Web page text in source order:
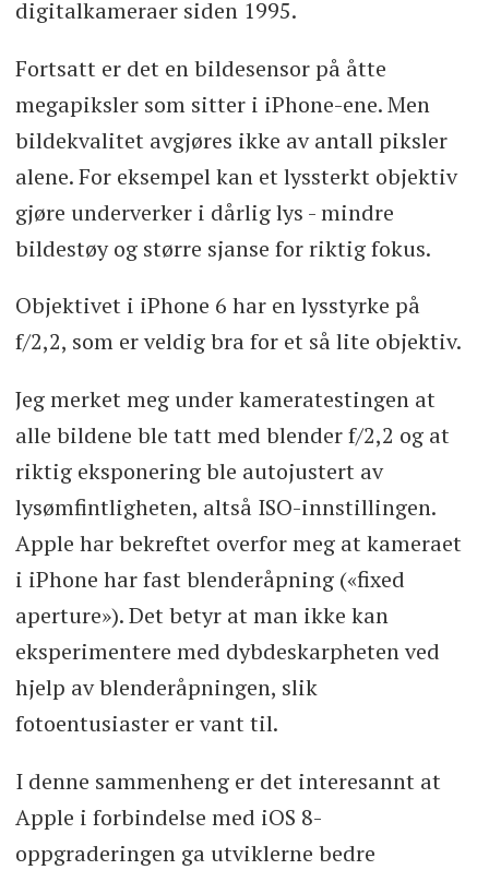
digitalkameraer siden 1995.
Fortsatt er det en bildesensor på åtte
megapiksler som sitter i iPhone-ene. Men
bildekvalitet avgjøres ikke av antall piksler
alene. For eksempel kan et lyssterkt objektiv
gjøre underverker i dårlig lys - mindre
bildestøy og større sjanse for riktig fokus.
Objektivet i iPhone 6 har en lysstyrke på
f/2,2, som er veldig bra for et så lite objektiv.
Jeg merket meg under kameratestingen at
alle bildene ble tatt med blender f/2,2 og at
riktig eksponering ble autojustert av
lysømfintligheten, altså ISO-innstillingen.
Apple har bekreftet overfor meg at kameraet
i iPhone har fast blenderåpning («fixed
aperture»). Det betyr at man ikke kan
eksperimentere med dybdeskarpheten ved
hjelp av blenderåpningen, slik
fotoentusiaster er vant til.
I denne sammenheng er det interesannt at
Apple i forbindelse med iOS 8-
oppgraderingen ga utviklerne bedre